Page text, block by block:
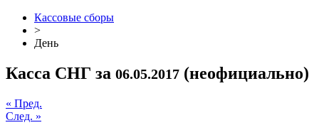
Кассовые сборы
>
День
Касса СНГ за 06.05.2017 (неофициально)
« Пред.
След. »